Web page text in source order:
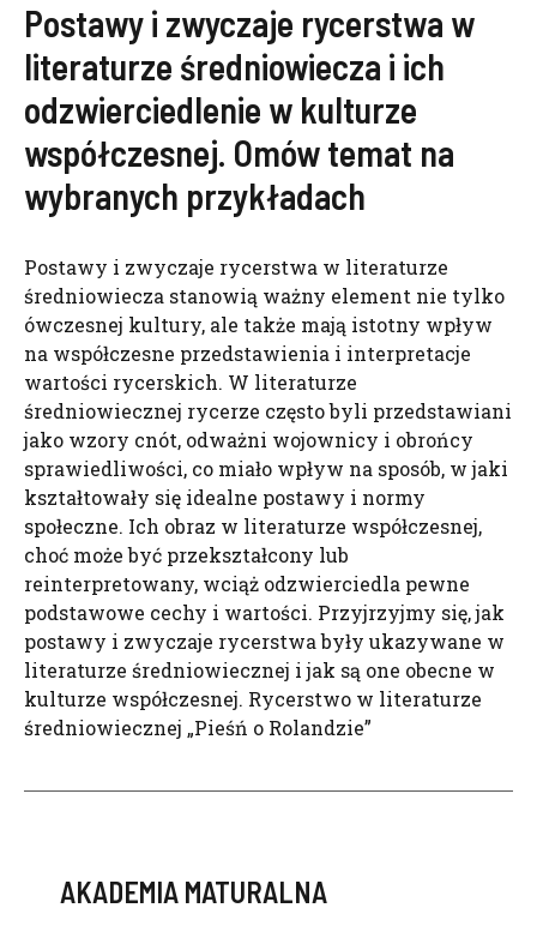
Postawy i zwyczaje rycerstwa w
literaturze średniowiecza i ich
odzwierciedlenie w kulturze
współczesnej. Omów temat na
wybranych przykładach
Postawy i zwyczaje rycerstwa w literaturze
średniowiecza stanowią ważny element nie tylko
ówczesnej kultury, ale także mają istotny wpływ
na współczesne przedstawienia i interpretacje
wartości rycerskich. W literaturze
średniowiecznej rycerze często byli przedstawiani
jako wzory cnót, odważni wojownicy i obrońcy
sprawiedliwości, co miało wpływ na sposób, w jaki
kształtowały się idealne postawy i normy
społeczne. Ich obraz w literaturze współczesnej,
choć może być przekształcony lub
reinterpretowany, wciąż odzwierciedla pewne
podstawowe cechy i wartości. Przyjrzyjmy się, jak
postawy i zwyczaje rycerstwa były ukazywane w
literaturze średniowiecznej i jak są one obecne w
kulturze współczesnej. Rycerstwo w literaturze
średniowiecznej „Pieśń o Rolandzie”
AKADEMIA MATURALNA